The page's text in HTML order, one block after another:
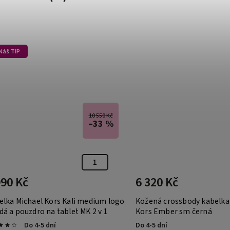
TIP
10 550 Kč
–33 %
Michael Kors Kali medium logo
a pouzdro na tablet MK 2 v 1
Do 4-5 dní
Kč
Kožená crossbody
Kors Ember sm černá
Do 4-5 dní
6 320 Kč